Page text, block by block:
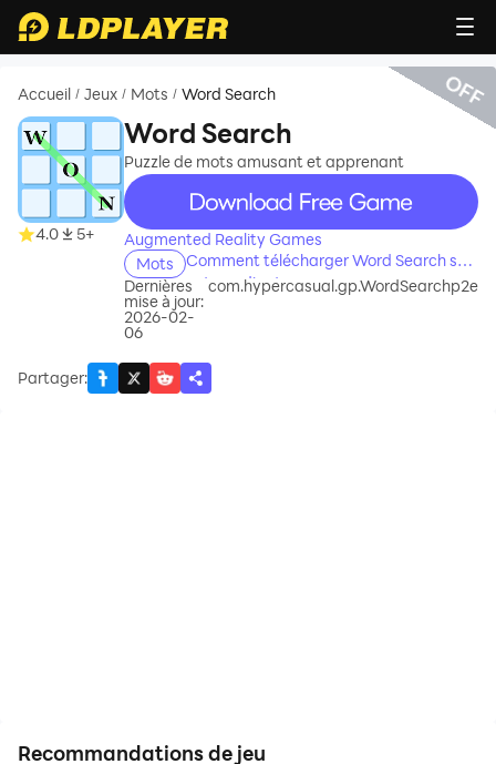
Accueil / Jeux / Mots / Word Search
4.0 5+
Word Search
Puzzle de mots amusant et apprenant
recommend
Augmented Reality Games
Mots
Comment télécharger Word Search sur
votre ordinateur
Dernières
mise à jour:
2026-02-
06
com.hypercasual.gp.WordSearchp2e
Partager:
OFF
Recommandations de jeu